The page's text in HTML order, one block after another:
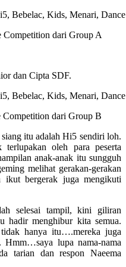
Competition dari Group A
dan Cipta SDF.
Competition dari Group B
itu adalah Hi5 sendiri loh.
oleh para peserta
anak-anak itu sungguh
melihat gerakan-gerakan
ikut bergerak juga mengikuti
selesai tampil, kini giliran
hadir menghibur kita semua.
hanya itu….mereka juga
Hmm…saya lupa nama-nama
tarian dan respon Naeema